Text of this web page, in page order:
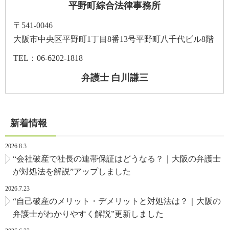
平野町綜合法律事務所
〒541-0046
大阪市中央区平野町1丁目8番13号平野町八千代ビル8階
TEL：06-6202-1818
弁護士 白川謙三
新着情報
2026.8.3
“会社破産で社長の連帯保証はどうなる？｜大阪の弁護士
が対処法を解説”アップしました
2026.7.23
“自己破産のメリット・デメリットと対処法は？｜大阪の
弁護士がわかりやすく解説”更新しました